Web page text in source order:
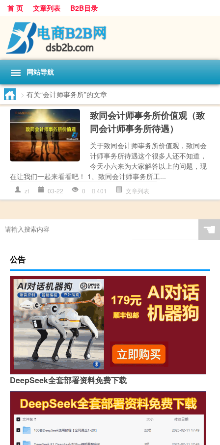
首 页 文章列表 B2B目录
网站导航
> 有关“会计师事务所”的文章
致同会计师事务所价值观（致
同会计师事务所待遇）
关于致同会计师事务所价值观，致同会
计师事务所待遇这个很多人还不知道，
今天小六来为大家解答以上的问题，现
在让我们一起来看看吧！ 1、致同会计师事务所工...
zt 03-22 0 401 文章列表
☚
公告
DeepSeek全套部署资料免费下载